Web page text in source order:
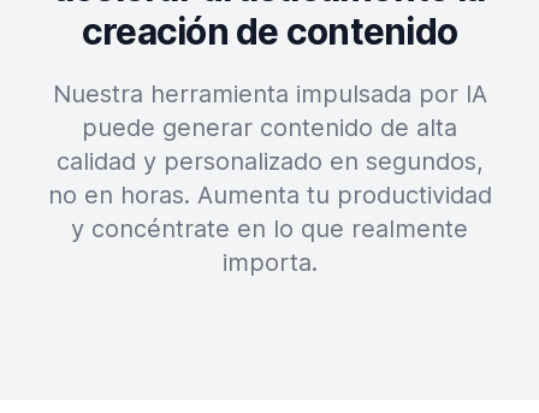
creación de contenido
Nuestra herramienta impulsada por IA
puede generar contenido de alta
calidad y personalizado en segundos,
no en horas. Aumenta tu productividad
y concéntrate en lo que realmente
importa.